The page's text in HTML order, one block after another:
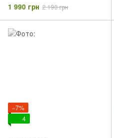
1 990 грн 2 190 грн
−7%
4